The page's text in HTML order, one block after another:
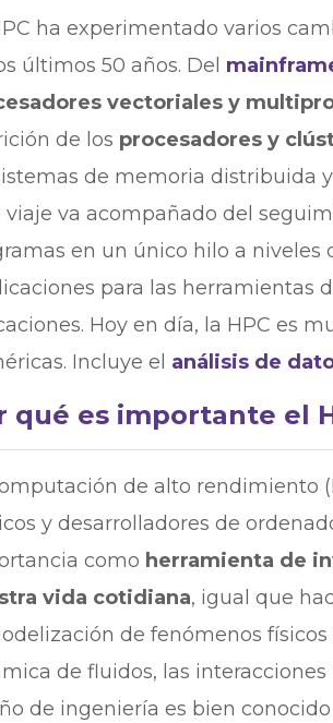
ha experimentado varios
últimos 50 años. Del
vectoriales y
de los procesadores y
de memoria distribuida
viaje va acompañado del
en un único hilo a niveles
para las herramientas
Hoy en día, la HPC es
Incluye el análisis de
qué es importante el
de alto rendimiento
y desarrolladores de
como herramienta de
vida cotidiana, igual que
de fenómenos
de fluidos, las
de ingeniería es bien